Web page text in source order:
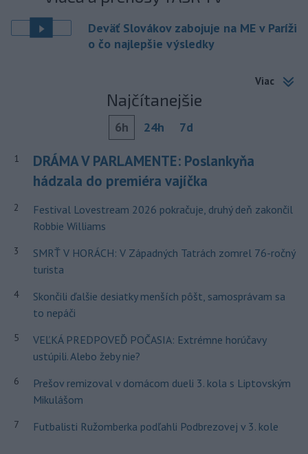
Deväť Slovákov zabojuje na ME v Paríži
o čo najlepšie výsledky
Viac
Najčítanejšie
6h 24h 7d
1
DRÁMA V PARLAMENTE: Poslankyňa
hádzala do premiéra vajíčka
2
Festival Lovestream 2026 pokračuje, druhý deň zakončil
Robbie Williams
3
SMRŤ V HORÁCH: V Západných Tatrách zomrel 76-ročný
turista
4
Skončili ďalšie desiatky menších pôšt, samosprávam sa
to nepáči
5
VEĽKÁ PREDPOVEĎ POČASIA: Extrémne horúčavy
ustúpili. Alebo žeby nie?
6
Prešov remizoval v domácom dueli 3. kola s Liptovským
Mikulášom
7 Futbalisti Ružomberka podľahli Podbrezovej v 3. kole